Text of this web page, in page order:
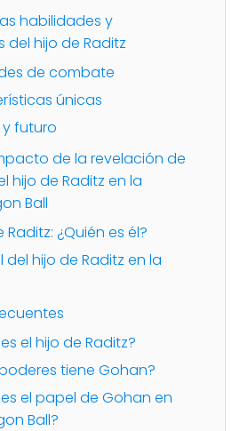
habilidades y
hijo de Raditz
de combate
únicas
futuro
de la revelación de
hijo de Raditz en la
Ball
Raditz: ¿Quién es él?
del hijo de Raditz en la
es el hijo de Raditz?
tiene Gohan?
es el papel de Gohan en
Ball?